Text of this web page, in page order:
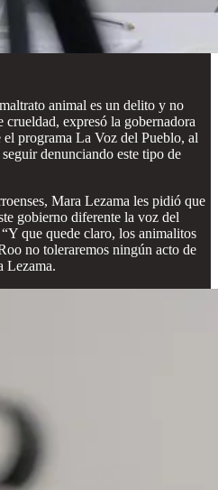
animal es un delito y no
expresó la gobernadora
programa La Voz del Pueblo, al
denunciando este tipo de
Mara Lezama les pidió que
gobierno diferente la voz del
que quede claro, los animalitos
no toleraremos ningún acto de
Lezama.